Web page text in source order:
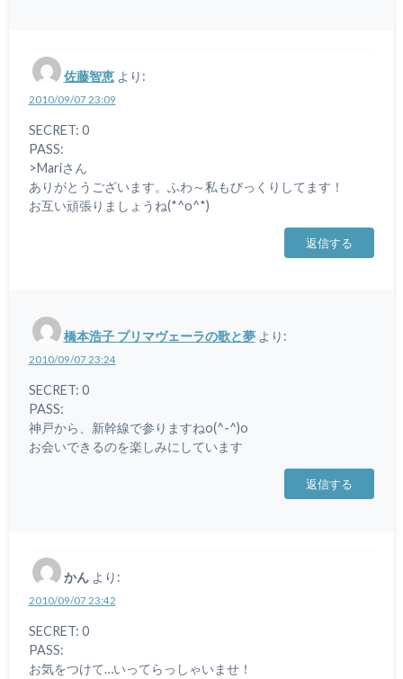
佐藤智恵 より:
2010/09/07 23:09
SECRET: 0
PASS:
>Mariさん
ありがとうございます。ふわ～私もびっくりしてます！
お互い頑張りましょうね(*^o^*)
返信する
橋本浩子 プリマヴェーラの歌と夢 より:
2010/09/07 23:24
SECRET: 0
PASS:
神戸から、新幹線で参りますねo(^-^)o
お会いできるのを楽しみにしています
返信する
かん より:
2010/09/07 23:42
SECRET: 0
PASS:
お気をつけて…いってらっしゃいませ！